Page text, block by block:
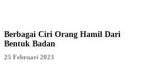
Berbagai Ciri Orang Hamil Dari
Bentuk Badan
25 Februari 2023